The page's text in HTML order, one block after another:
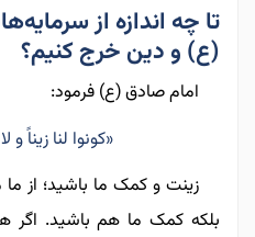
تا چه اندازه از
(ع) و دین خرج کنیم؟
امام صادق (ع) فرمود:
«کونوا لنا زیناً و
زینت و کمک ما باشید؛ از ما
بلکه کمک ما هم باشید. اگر